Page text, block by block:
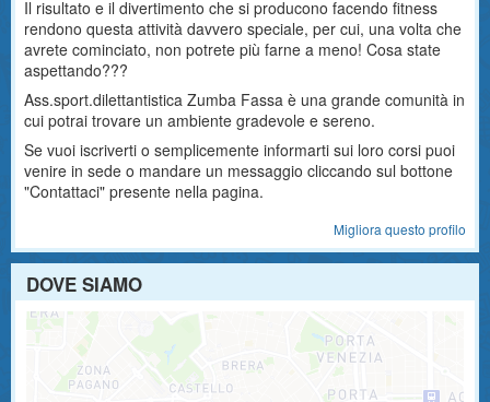
Il risultato e il divertimento che si producono facendo fitness
rendono questa attività davvero speciale, per cui, una volta che
avrete cominciato, non potrete più farne a meno! Cosa state
aspettando???
Ass.sport.dilettantistica Zumba Fassa è una grande comunità in
cui potrai trovare un ambiente gradevole e sereno.
Se vuoi iscriverti o semplicemente informarti sui loro corsi puoi
venire in sede o mandare un messaggio cliccando sul bottone
"Contattaci" presente nella pagina.
Migliora questo profilo
DOVE SIAMO